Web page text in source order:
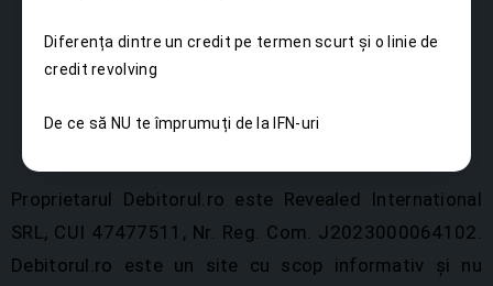
Diferența dintre un credit pe termen scurt și o linie de
credit revolving
De ce să NU te împrumuți de la IFN-uri
Proprietarul Debitorul.ro este Revealed International
SRL, CUI 47477511, Nr. Reg. Com. J2023000064102.
Debitorul.ro este un site cu scop informativ și nu